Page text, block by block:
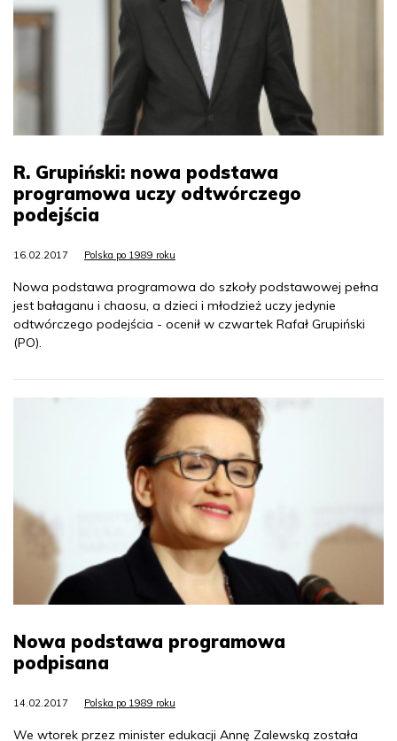
R. Grupiński: nowa podstawa
programowa uczy odtwórczego
podejścia
16.02.2017 Polska po 1989 roku
Nowa podstawa programowa do szkoły podstawowej pełna
jest bałaganu i chaosu, a dzieci i młodzież uczy jedynie
odtwórczego podejścia - ocenił w czwartek Rafał Grupiński
(PO).
Nowa podstawa programowa
podpisana
14.02.2017 Polska po 1989 roku
We wtorek przez minister edukacji Annę Zalewską została